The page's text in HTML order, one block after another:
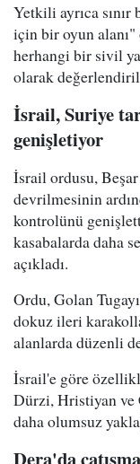
Yetkili ayrıca
için bir oyun
herhangi bir sivil
olarak
İsrail, Suriye
genişletiyor
İsrail ordusu,
devrilmesinin
kontrolünü
kasabalarda daha
açıkladı.
Ordu, Golan
dokuz ileri
alanlarda düzenli
İsrail'e göre
Dürzi, Hristiyan ve
daha olumsuz